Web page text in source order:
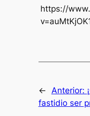
https://
← Anterior:
fastidio ser